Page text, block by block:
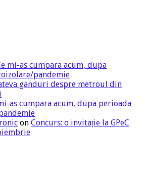
mi-as cumpara acum, dupa
pandemie
ganduri despre metroul din
as cumpara acum, dupa perioada
on Concurs: o invitație la GPeC